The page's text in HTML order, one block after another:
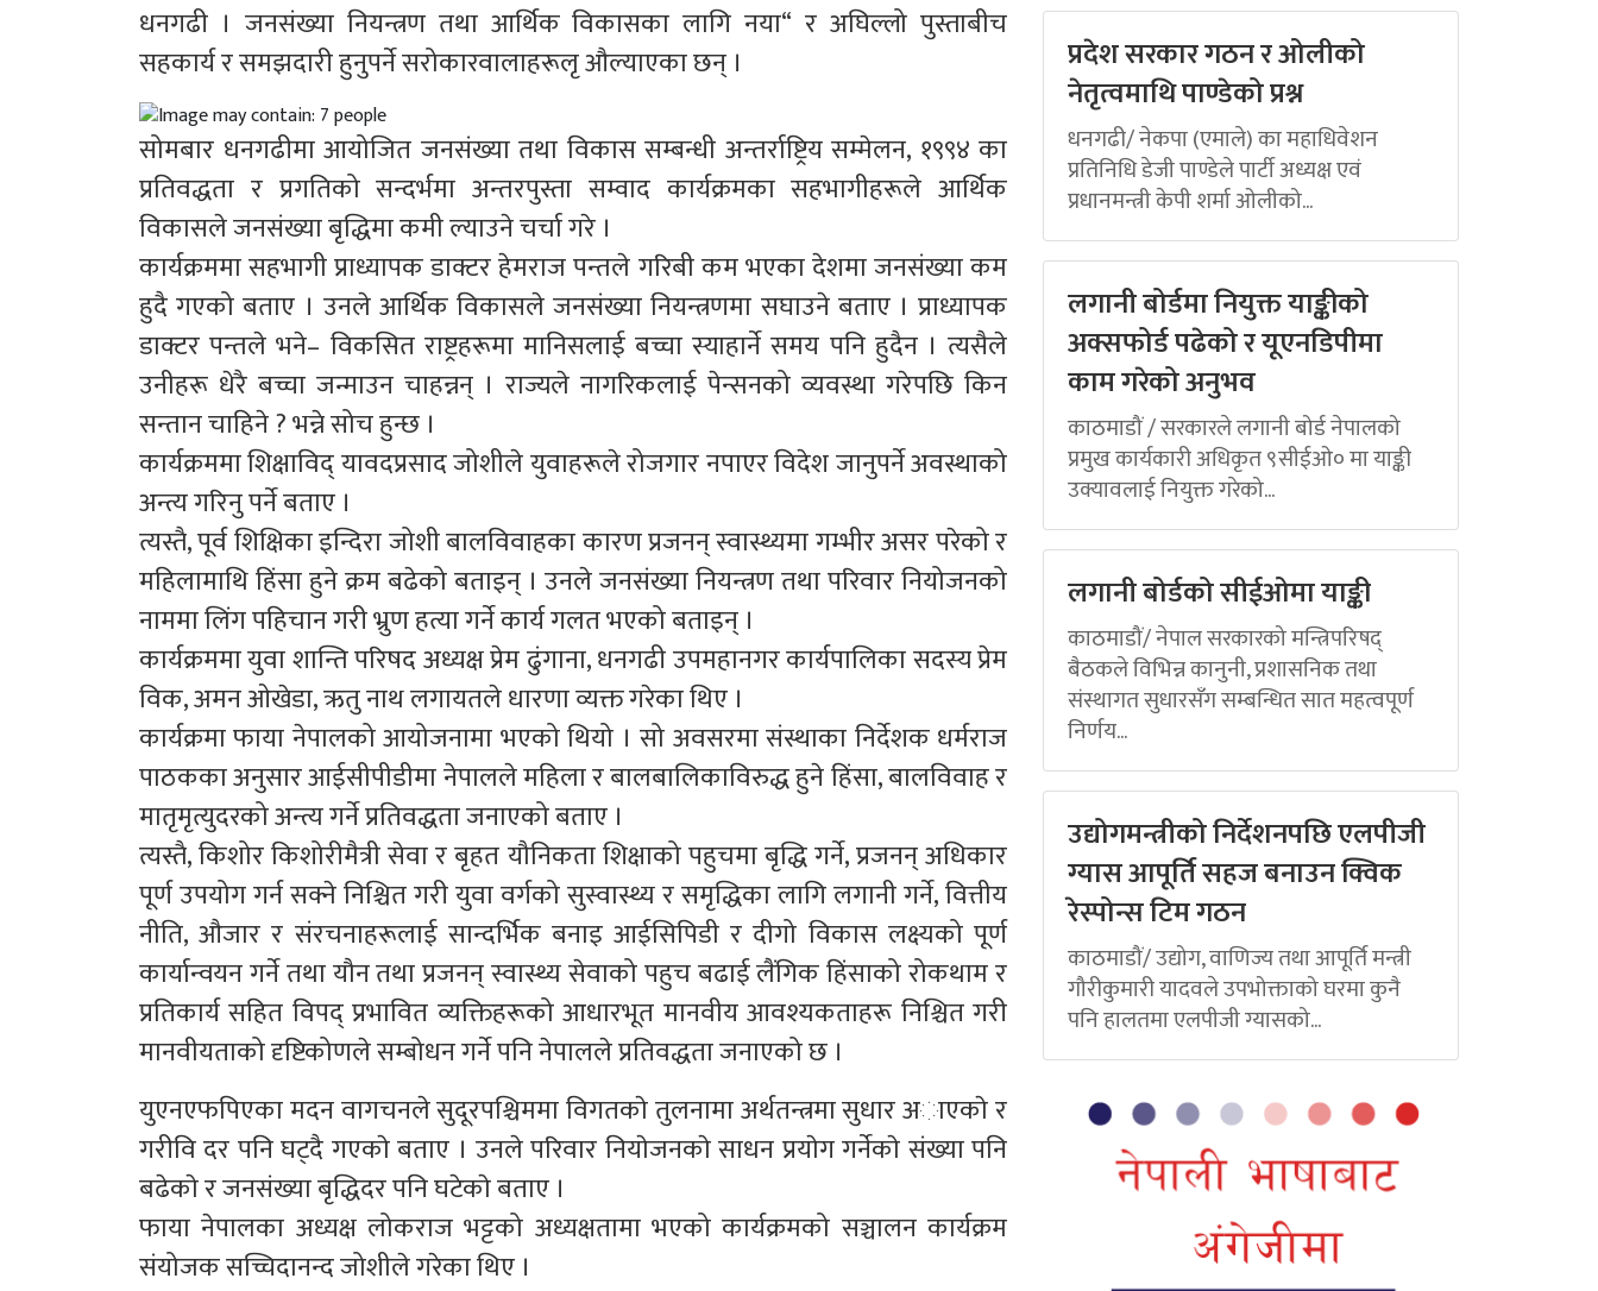
धनगढी । जनसंख्या नियन्त्रण तथा आर्थिक विकासका लागि नया“ र अघिल्लो पुस्ताबीच
सहकार्य र समझदारी हुनुपर्ने सरोकारवालाहरूलृ औल्याएका छन् ।
सोमबार धनगढीमा आयोजित जनसंख्या तथा विकास सम्बन्धी अन्तर्राष्ट्रिय सम्मेलन, १९९४ का
प्रतिवद्धता र प्रगतिको सन्दर्भमा अन्तरपुस्ता सम्वाद कार्यक्रमका सहभागीहरूले आर्थिक
विकासले जनसंख्या बृद्धिमा कमी ल्याउने चर्चा गरे ।
कार्यक्रममा सहभागी प्राध्यापक डाक्टर हेमराज पन्तले गरिबी कम भएका देशमा जनसंख्या कम
हुदै गएको बताए । उनले आर्थिक विकासले जनसंख्या नियन्त्रणमा सघाउने बताए । प्राध्यापक
डाक्टर पन्तले भने– विकसित राष्ट्रहरूमा मानिसलाई बच्चा स्याहार्ने समय पनि हुदैन । त्यसैले
उनीहरू धेरै बच्चा जन्माउन चाहन्नन् । राज्यले नागरिकलाई पेन्सनको व्यवस्था गरेपछि किन
सन्तान चाहिने ? भन्ने सोच हुन्छ ।
कार्यक्रममा शिक्षाविद् यावदप्रसाद जोशीले युवाहरूले रोजगार नपाएर विदेश जानुपर्ने अवस्थाको
अन्त्य गरिनु पर्ने बताए ।
त्यस्तै, पूर्व शिक्षिका इन्दिरा जोशी बालविवाहका कारण प्रजनन् स्वास्थ्यमा गम्भीर असर परेको र
महिलामाथि हिंसा हुने क्रम बढेको बताइन् । उनले जनसंख्या नियन्त्रण तथा परिवार नियोजनको
नाममा लिंग पहिचान गरी भ्रुण हत्या गर्ने कार्य गलत भएको बताइन् ।
कार्यक्रममा युवा शान्ति परिषद अध्यक्ष प्रेम ढुंगाना, धनगढी उपमहानगर कार्यपालिका सदस्य प्रेम
विक, अमन ओखेडा, ऋतु नाथ लगायतले धारणा व्यक्त गरेका थिए ।
कार्यक्रमा फाया नेपालको आयोजनामा भएको थियो । सो अवसरमा संस्थाका निर्देशक धर्मराज
पाठकका अनुसार आईसीपीडीमा नेपालले महिला र बालबालिकाविरुद्ध हुने हिंसा, बालविवाह र
मातृमृत्युदरको अन्त्य गर्ने प्रतिवद्धता जनाएको बताए ।
त्यस्तै, किशोर किशोरीमैत्री सेवा र बृहत यौनिकता शिक्षाको पहुचमा बृद्धि गर्ने, प्रजनन् अधिकार
पूर्ण उपयोग गर्न सक्ने निश्चित गरी युवा वर्गको सुस्वास्थ्य र समृद्धिका लागि लगानी गर्ने, वित्तीय
नीति, औजार र संरचनाहरूलाई सान्दर्भिक बनाइ आईसिपिडी र दीगो विकास लक्ष्यको पूर्ण
कार्यान्वयन गर्ने तथा यौन तथा प्रजनन् स्वास्थ्य सेवाको पहुच बढाई लैंगिक हिंसाको रोकथाम र
प्रतिकार्य सहित विपद् प्रभावित व्यक्तिहरूको आधारभूत मानवीय आवश्यकताहरू निश्चित गरी
मानवीयताको दृष्टिकोणले सम्बोधन गर्ने पनि नेपालले प्रतिवद्धता जनाएको छ ।
युएनएफपिएका मदन वागचनले सुदूरपश्चिममा विगतकाे तुलनामा अर्थतन्त्रमा सुधार अाएकाे र
गरीवि दर पनि घट्दै गएकाे बताए । उनले परिवार नियाेजनकाे साधन प्रयाेग गर्नेकाे संख्या पनि
बढेकाे र जनसंख्या बृद्धिदर पनि घटेकाे बताए ।
फाया नेपालका अध्यक्ष लोकराज भट्टको अध्यक्षतामा भएको कार्यक्रमको सञ्चालन कार्यक्रम
संयोजक सच्चिदानन्द जोशीले गरेका थिए ।
प्रदेश सरकार गठन र ओलीको
नेतृत्वमाथि पाण्डेको प्रश्न
धनगढी/ नेकपा (एमाले) का महाधिवेशन
प्रतिनिधि डेजी पाण्डेले पार्टी अध्यक्ष एवं
प्रधानमन्त्री केपी शर्मा ओलीको...
लगानी बोर्डमा नियुक्त याङ्कीको
अक्सफोर्ड पढेको र यूएनडिपीमा
काम गरेको अनुभव
काठमाडौं / सरकारले लगानी बोर्ड नेपालको
प्रमुख कार्यकारी अधिकृत ९सीईओ० मा याङ्की
उक्यावलाई नियुक्त गरेको...
लगानी बोर्डको सीईओमा याङ्की
काठमाडौं/ नेपाल सरकारको मन्त्रिपरिषद्
बैठकले विभिन्न कानुनी, प्रशासनिक तथा
संस्थागत सुधारसँग सम्बन्धित सात महत्वपूर्ण
निर्णय...
उद्योगमन्त्रीको निर्देशनपछि एलपीजी
ग्यास आपूर्ति सहज बनाउन क्विक
रेस्पोन्स टिम गठन
काठमाडौं/ उद्योग, वाणिज्य तथा आपूर्ति मन्त्री
गौरीकुमारी यादवले उपभोक्ताको घरमा कुनै
पनि हालतमा एलपीजी ग्यासको...